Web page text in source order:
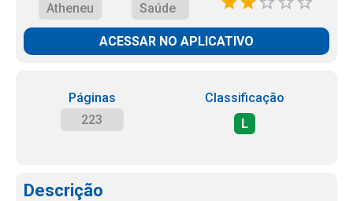
Atheneu
Saúde
ACESSAR NO APLICATIVO
Páginas
223
Classificação
L
Descrição